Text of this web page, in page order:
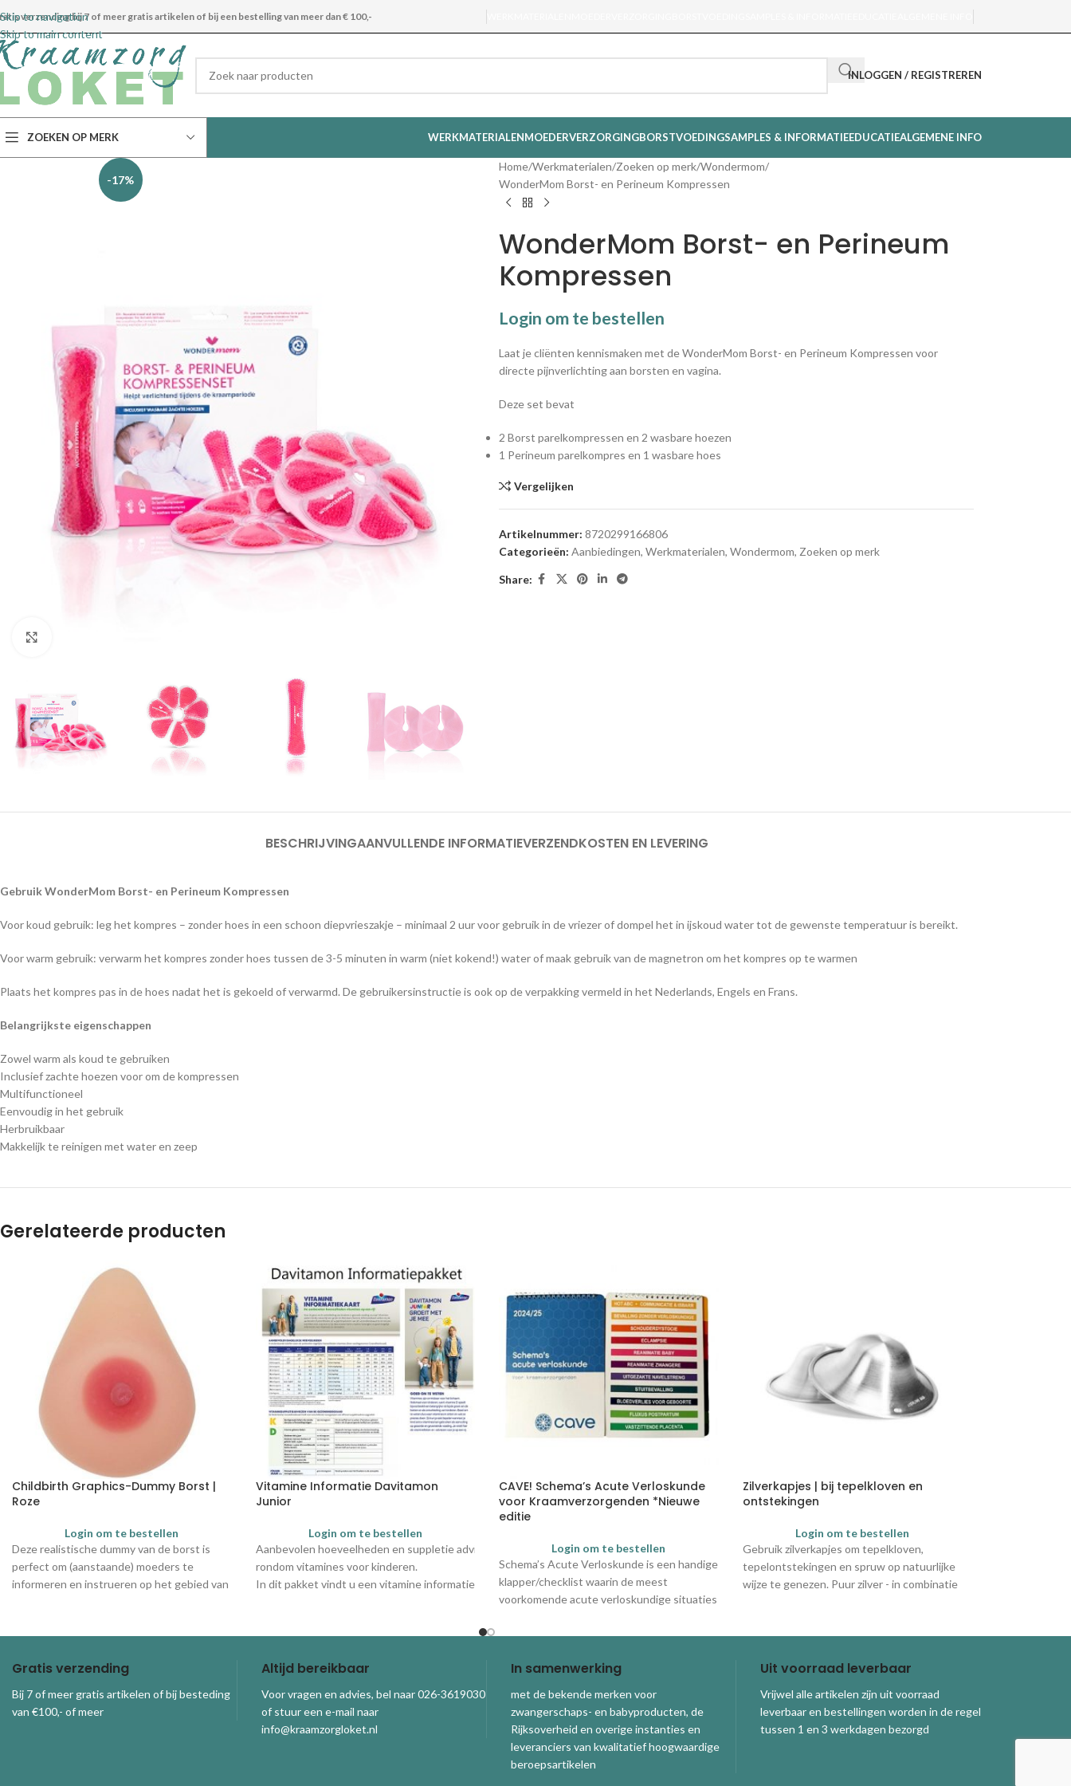
Skip to navigation
Skip to main content
verzending bij 7 of meer gratis artikelen of bij een bestelling van meer dan € 100,-
INLOGGEN / REGISTREREN
ZOEKEN OP MERK WERKMATERIALENMOEDERVERZORGINGBORSTVOEDINGSAMPLES & INFORMATIEEDUCATIEALGEMENE INFO
-17%
Home Werkmaterialen Zoeken op merk Wondermom
WonderMom Borst- en Perineum Kompressen
WonderMom Borst- en Perineum
Kompressen
Login om te bestellen
Laat je cliënten kennismaken met de WonderMom Borst- en Perineum Kompressen voor
directe pijnverlichting aan borsten en vagina.
Deze set bevat
2 Borst parelkompressen en 2 wasbare hoezen
1 Perineum parelkompres en 1 wasbare hoes
Vergelijken
Artikelnummer: 8720299166806
Categorieën: Aanbiedingen, Werkmaterialen, Wondermom, Zoeken op merk
Share:
BESCHRIJVINGAANVULLENDE INFORMATIEVERZENDKOSTEN EN LEVERING
Gebruik WonderMom Borst- en Perineum Kompressen
Voor koud gebruik: leg het kompres – zonder hoes in een schoon diepvrieszakje – minimaal 2 uur voor gebruik in de vriezer of dompel het in ijskoud water tot de gewenste temperatuur is bereikt.
Voor warm gebruik: verwarm het kompres zonder hoes tussen de 3-5 minuten in warm (niet kokend!) water of maak gebruik van de magnetron om het kompres op te warmen
Plaats het kompres pas in de hoes nadat het is gekoeld of verwarmd. De gebruikersinstructie is ook op de verpakking vermeld in het Nederlands, Engels en Frans.
Belangrijkste eigenschappen
Zowel warm als koud te gebruiken
Inclusief zachte hoezen voor om de kompressen
Multifunctioneel
Eenvoudig in het gebruik
Herbruikbaar
Makkelijk te reinigen met water en zeep
Gerelateerde producten
Childbirth Graphics-Dummy Borst |
Roze
Login om te bestellen
Deze realistische dummy van de borst is
perfect om (aanstaande) moeders te
informeren en instrueren op het gebied van
Vitamine Informatie Davitamon
Junior
Login om te bestellen
Aanbevolen hoeveelheden en suppletie adviezen van de Gezondheidsraad en andere relevante inzichten
rondom vitamines voor kinderen.
In dit pakket vindt u een vitamine informatiekaart voor eigen gebruik om
voor ouders/verzorgers.
CAVE! Schema’s Acute Verloskunde
voor Kraamverzorgenden *Nieuwe
editie
Login om te bestellen
Schema’s Acute Verloskunde is een handige
klapper/checklist waarin de meest
voorkomende acute verloskundige situaties
waarin je de verloskundige tijdens een
wanneer er (nog) geen verloskundige
aanwezig is.
Zilverkapjes | bij tepelkloven en
ontstekingen
Login om te bestellen
Gebruik zilverkapjes om tepelkloven,
tepelontstekingen en spruw op natuurlijke
wijze te genezen. Puur zilver - in combinatie
schimmeldodend. Let op!: De Zilverkapjes
verzegeling van het doosje niet retour
gestuurd worden. Leverbaar in de maten: S,
M/L, XL en XXL
Gratis verzending
Bij 7 of meer gratis artikelen of bij besteding
van €100,- of meer
Altijd bereikbaar
Voor vragen en advies, bel naar 026-3619030
of stuur een e-mail naar
info@kraamzorgloket.nl
In samenwerking
met de bekende merken voor
zwangerschaps- en babyproducten, de
Rijksoverheid en overige instanties en
leveranciers van kwalitatief hoogwaardige
beroepsartikelen
Uit voorraad leverbaar
Vrijwel alle artikelen zijn uit voorraad
leverbaar en bestellingen worden in de regel
tussen 1 en 3 werkdagen bezorgd